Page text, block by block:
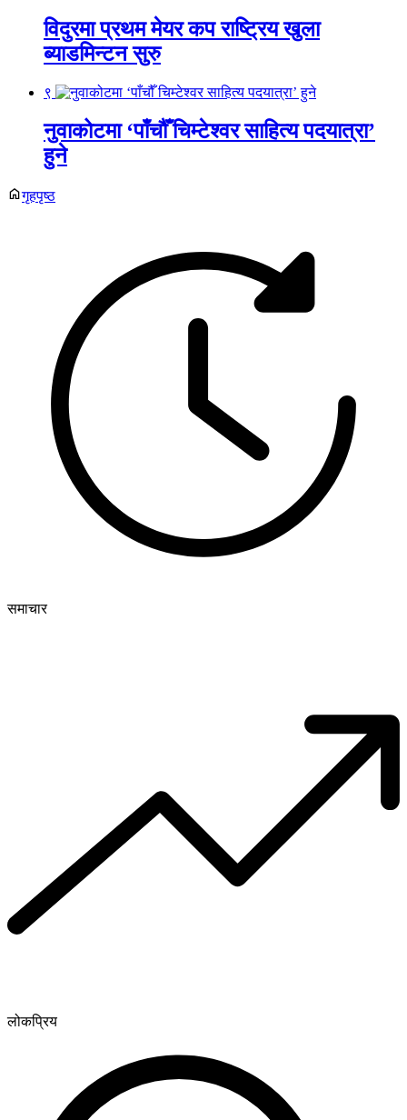
विदुरमा प्रथम मेयर कप राष्ट्रिय खुला
ब्याडमिन्टन सुरु
९
नुवाकोटमा ‘पाँचौँ चिम्टेश्वर साहित्य पदयात्रा’
हुने
गृहपृष्ठ
समाचार
लोकप्रिय